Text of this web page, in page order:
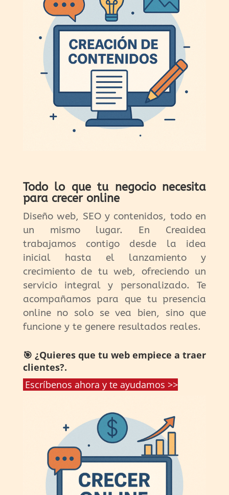
Todo lo que tu negocio necesita
para crecer online
Diseño web, SEO y contenidos, todo en
un mismo lugar. En Creaidea
trabajamos contigo desde la idea
inicial hasta el lanzamiento y
crecimiento de tu web, ofreciendo un
servicio integral y personalizado. Te
acompañamos para que tu presencia
online no solo se vea bien, sino que
funcione y te genere resultados reales.
🎯 ¿Quieres que tu web empiece a traer
clientes?.
Escríbenos ahora y te ayudamos >>